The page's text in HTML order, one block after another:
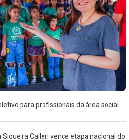
para profissionais da área social
Siqueira Calleri vence etapa nacional do